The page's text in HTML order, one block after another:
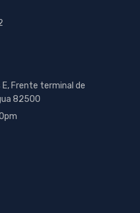
E, Frente terminal de
82500